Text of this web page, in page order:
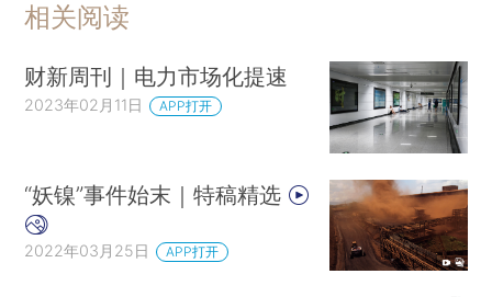
相关阅读
财新周刊｜电力市场化提速
2023年02月11日 APP打开
“妖镍”事件始末｜特稿精选
2022年03月25日 APP打开